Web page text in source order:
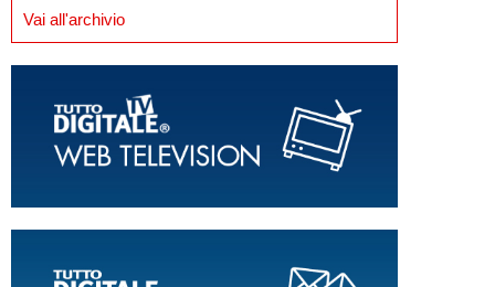
Vai all'archivio